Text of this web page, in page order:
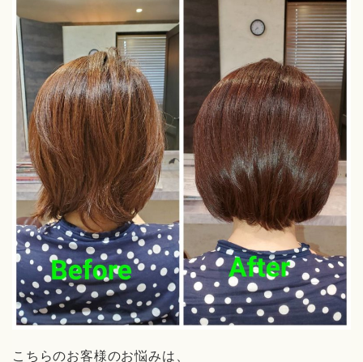
こちらのお客様のお悩みは、